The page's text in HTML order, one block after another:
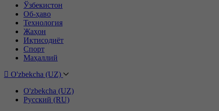
Ўзбекистон
Об-ҳаво
Технология
Жаҳон
Иқтисодиёт
Спорт
Маҳаллий
O'zbekcha (UZ)
O'zbekcha (UZ)
Русский (RU)